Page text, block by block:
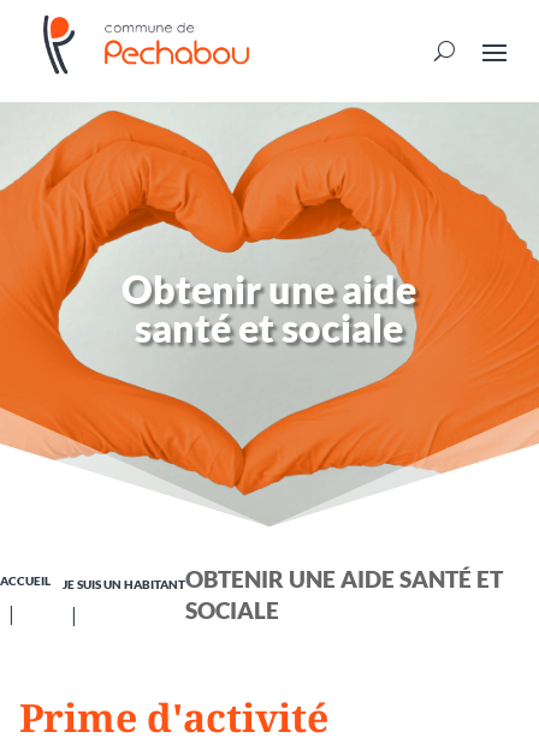
Obtenir une aide
santé et sociale
ACCUEIL JE SUIS UN HABITANTOBTENIR UNE AIDE SANTÉ ET
SOCIALE
Prime d'activité